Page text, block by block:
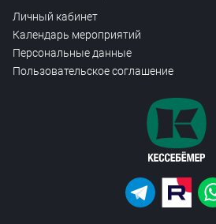
Личный кабинет
Календарь мероприятий
Персональные данные
Пользовательское соглашение